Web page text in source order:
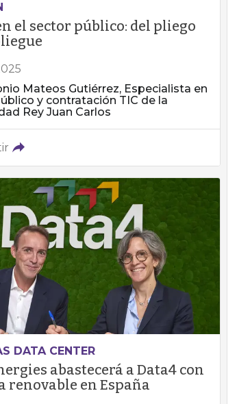
el sector público: del pliego
Mateos Gutiérrez, Especialista en
y contratación TIC de la
Rey Juan Carlos
DATA CENTER
abastecerá a Data4 con
renovable en España